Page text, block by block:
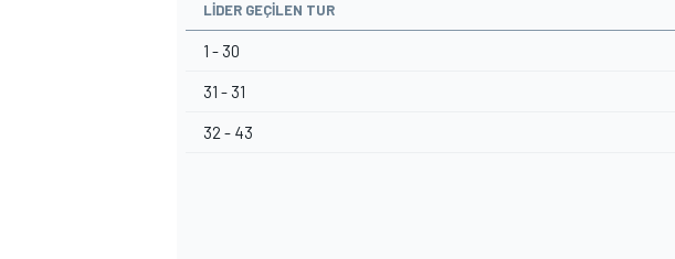
LIDER GEÇILEN TUR
1 - 30
31 - 31
32 - 43